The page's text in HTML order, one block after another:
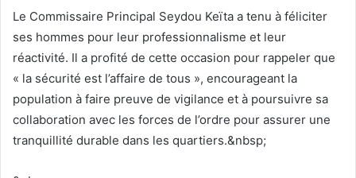
Le Commissaire Principal Seydou Keïta a tenu à féliciter
ses hommes pour leur professionnalisme et leur
réactivité. Il a profité de cette occasion pour rappeler que
« la sécurité est l’affaire de tous », encourageant la
population à faire preuve de vigilance et à poursuivre sa
collaboration avec les forces de l’ordre pour assurer une
tranquillité durable dans les quartiers.&nbsp;